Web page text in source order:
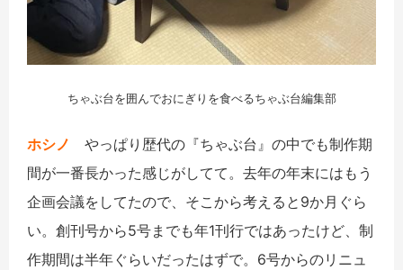
ちゃぶ台を囲んでおにぎりを食べるちゃぶ台編集部
ホシノ やっぱり歴代の『ちゃぶ台』の中でも制作期
間が一番長かった感じがしてて。去年の年末にはもう
企画会議をしてたので、そこから考えると9か月ぐら
い。創刊号から5号までも年1刊行ではあったけど、制
作期間は半年ぐらいだったはずで。6号からのリニュ